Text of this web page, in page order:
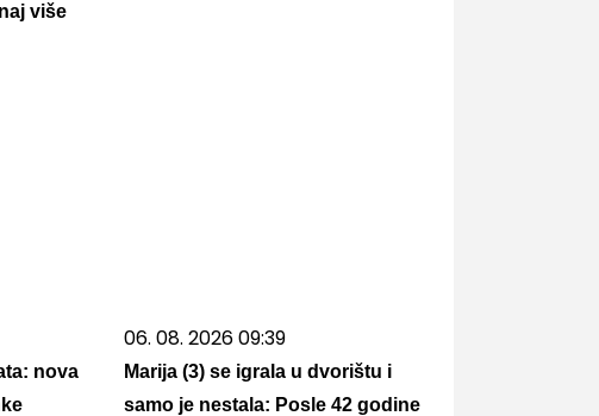
više
nova
06. 08. 2026 09:39
Marija (3) se igrala u dvorištu i
samo je nestala: Posle 42 godine